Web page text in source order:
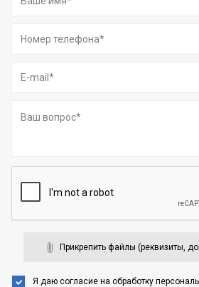
Прикрепить файлы (реквизиты,
Я даю согласие на обработку